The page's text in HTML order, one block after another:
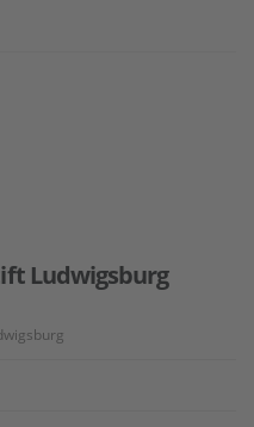
Ludwigsburg